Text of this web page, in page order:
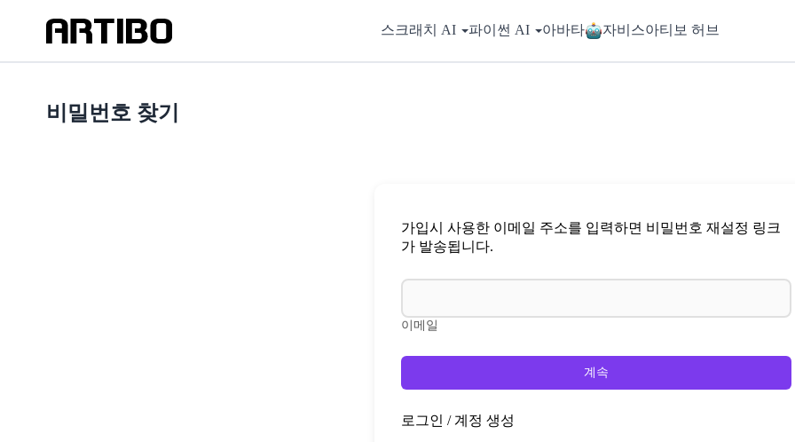
스크래치 AI 파이썬 AI 아바타 자비스아티보 허브
비밀번호 찾기
가입시 사용한 이메일 주소를 입력하면 비밀번호 재설정 링크
가 발송됩니다.
이메일
계속
로그인 /계정 생성